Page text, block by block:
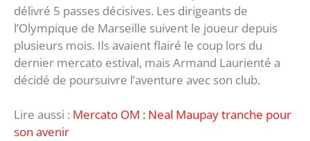
délivré 5 passes décisives. Les dirigeants de
l’Olympique de Marseille suivent le joueur depuis
plusieurs mois. Ils avaient flairé le coup lors du
dernier mercato estival, mais Armand Laurienté a
décidé de poursuivre l’aventure avec son club.
Lire aussi : Mercato OM : Neal Maupay tranche pour
son avenir